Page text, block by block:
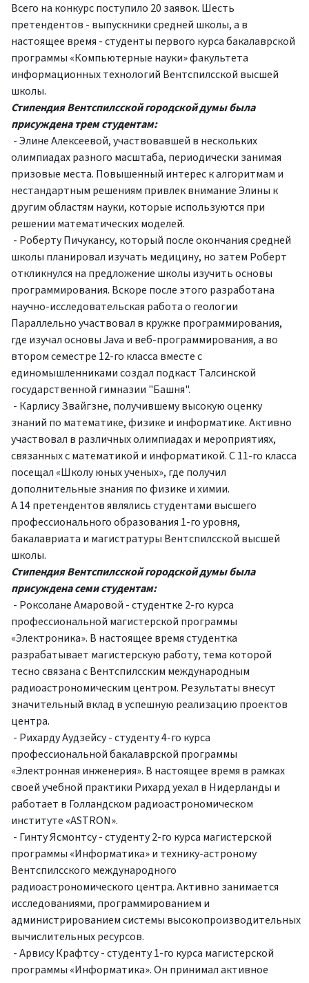
Всего на конкурс поступило 20 заявок. Шесть
претендентов - выпускники средней школы, а в
настоящее время - студенты первого курса бакалаврской
программы «Компьютерные науки» факультета
информационных технологий Вентспилсской высшей
школы.
Стипендия Вентспилсской городской думы была
присуждена трем студентам:
- Элине Алексеевой, участвовавшей в нескольких
олимпиадах разного масштаба, периодически занимая
призовые места. Повышенный интерес к алгоритмам и
нестандартным решениям привлек внимание Элины к
другим областям науки, которые используются при
решении математических моделей.
- Роберту Пичукансу, который после окончания средней
школы планировал изучать медицину, но затем Роберт
откликнулся на предложение школы изучить основы
программирования. Вскоре после этого разработана
научно-исследовательская работа о геологии
Параллельно участвовал в кружке программирования,
где изучал основы Java и веб-программирования, а во
втором семестре 12-го класса вместе с
единомышленниками создал подкаст Талсинской
государственной гимназии "Башня".
- Карлису Звайгзне, получившему высокую оценку
знаний по математике, физике и информатике. Активно
участвовал в различных олимпиадах и мероприятиях,
связанных с математикой и информатикой. С 11-го класса
посещал «Школу юных ученых», где получил
дополнительные знания по физике и химии.
А 14 претендентов являлись студентами высшего
профессионального образования 1-го уровня,
бакалавриата и магистратуры Вентспилсской высшей
школы.
Стипендия Вентспилсской городской думы была
присуждена семи студентам:
- Роксолане Амаровой - студентке 2-го курса
профессиональной магистерской программы
«Электроника». В настоящее время студентка
разрабатывает магистерскую работу, тема которой
тесно связана с Вентспилсским международным
радиоастрономическим центром. Результаты внесут
значительный вклад в успешную реализацию проектов
центра.
- Рихарду Аудзейсу - студенту 4-го курса
профессиональной бакалаврской программы
«Электронная инженерия». В настоящее время в рамках
своей учебной практики Рихард уехал в Нидерланды и
работает в Голландском радиоастрономическом
институте «ASTRON».
- Гинту Ясмонтсу - студенту 2-го курса магистерской
программы «Информатика» и технику-астроному
Вентспилсского международного
радиоастрономического центра. Активно занимается
исследованиями, программированием и
администрированием системы высокопроизводительных
вычислительных ресурсов.
- Арвису Крафтсу - студенту 1-го курса магистерской
программы «Информатика». Он принимал активное